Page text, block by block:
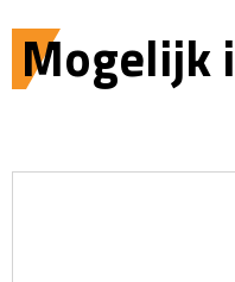
Mogelijk